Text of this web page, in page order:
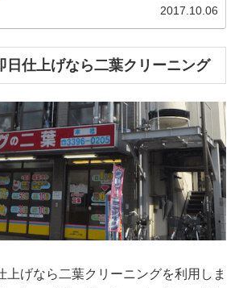
2017.10.06
日仕上げなら二葉クリーニング
上げなら二葉クリーニングを利用しま